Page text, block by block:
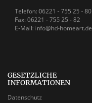
Telefon: 06221 - 755 25 - 80
Fax: 06221 - 755 25 - 82
E-Mail: info@hd-homeart.de
GESETZLICHE
INFORMATIONEN
Datenschutz